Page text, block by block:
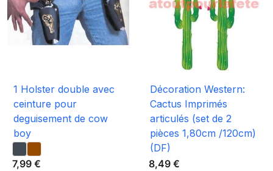
1 Holster double avec
ceinture pour
deguisement de cow
boy
7,99 €
Décoration Western:
Cactus Imprimés
articulés (set de 2
pièces 1,80cm /120cm)
(DF)
8,49 €